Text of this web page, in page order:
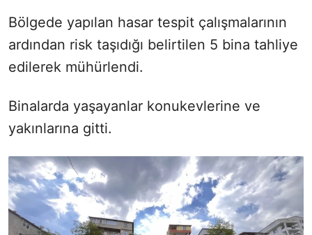
Bölgede yapılan hasar tespit çalışmalarının
ardından risk taşıdığı belirtilen 5 bina tahliye
edilerek mühürlendi.
Binalarda yaşayanlar konukevlerine ve
yakınlarına gitti.